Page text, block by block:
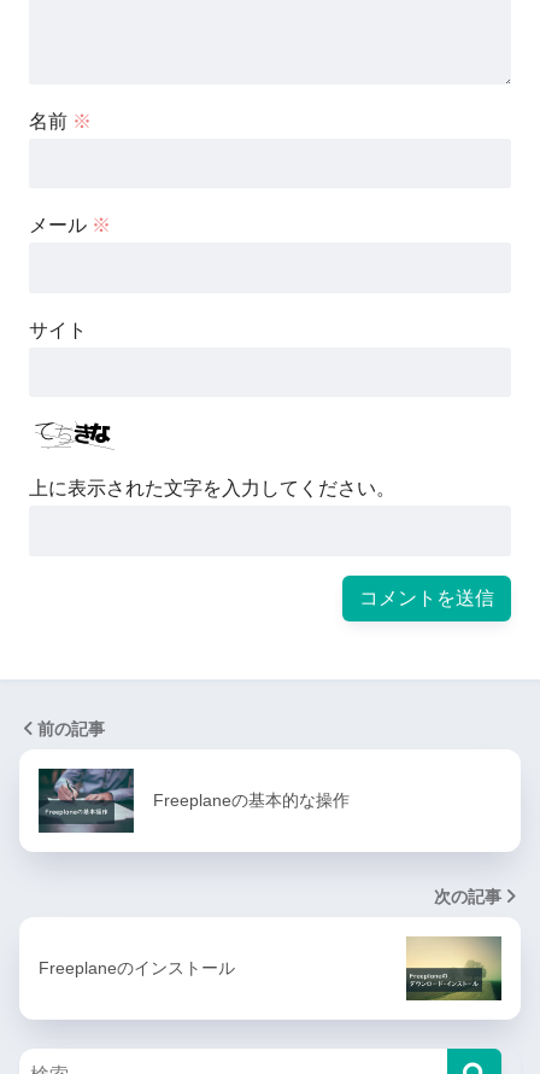
名前 ※
メール ※
サイト
上に表示された文字を入力してください。
前の記事
Freeplaneの基本的な操作
次の記事
Freeplaneのインストール